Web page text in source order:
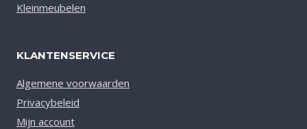
Kleinmeubelen
KLANTENSERVICE
Algemene voorwaarden
Privacybeleid
Mijn account